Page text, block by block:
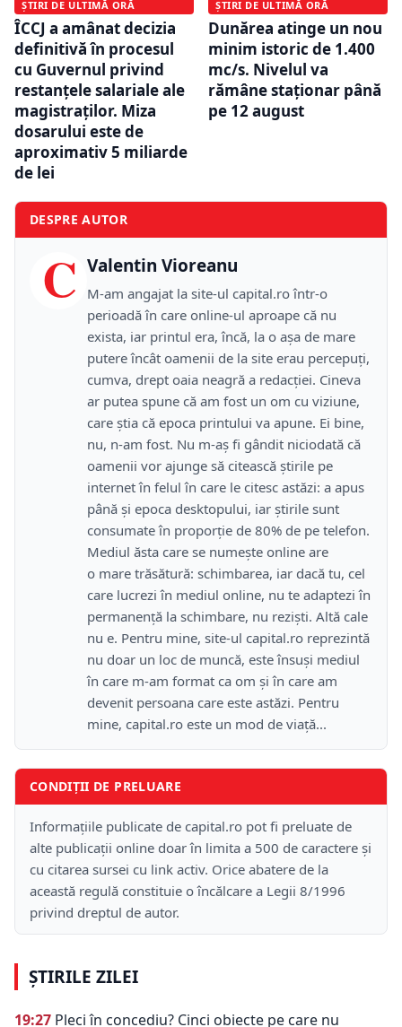
ȘTIRI DE ULTIMĂ ORĂ
ÎCCJ a amânat decizia
definitivă în procesul
cu Guvernul privind
restanțele salariale ale
magistraților. Miza
dosarului este de
aproximativ 5 miliarde
de lei
ȘTIRI DE ULTIMĂ ORĂ
Dunărea atinge un nou
minim istoric de 1.400
mc/s. Nivelul va
rămâne staționar până
pe 12 august
DESPRE AUTOR
C Valentin Vioreanu
M-am angajat la site-ul capital.ro într-o
perioadă în care online-ul aproape că nu
exista, iar printul era, încă, la o așa de mare
putere încât oamenii de la site erau percepuți,
cumva, drept oaia neagră a redacției. Cineva
ar putea spune că am fost un om cu viziune,
care știa că epoca printului va apune. Ei bine,
nu, n-am fost. Nu m-aș fi gândit niciodată că
oamenii vor ajunge să citească știrile pe
internet în felul în care le citesc astăzi: a apus
până și epoca desktopului, iar știrile sunt
consumate în proporție de 80% de pe telefon.
Mediul ăsta care se numește online are
o mare trăsătură: schimbarea, iar dacă tu, cel
care lucrezi în mediul online, nu te adaptezi în
permanență la schimbare, nu reziști. Altă cale
nu e. Pentru mine, site-ul capital.ro reprezintă
nu doar un loc de muncă, este însuși mediul
în care m-am format ca om și în care am
devenit persoana care este astăzi. Pentru
mine, capital.ro este un mod de viață...
CONDIȚII DE PRELUARE
Informațiile publicate de capital.ro pot fi preluate de
alte publicații online doar în limita a 500 de caractere și
cu citarea sursei cu link activ. Orice abatere de la
această regulă constituie o încălcare a Legii 8/1996
privind dreptul de autor.
ȘTIRILE ZILEI
19:27 Pleci în concediu? Cinci obiecte pe care nu